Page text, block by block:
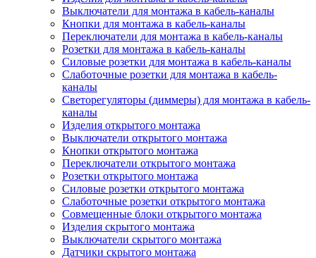
Выключатели для монтажа в кабель-каналы
Кнопки для монтажа в кабель-каналы
Переключатели для монтажа в кабель-каналы
Розетки для монтажа в кабель-каналы
Силовые розетки для монтажа в кабель-каналы
Слаботочные розетки для монтажа в кабель-
каналы
Светорегуляторы (диммеры) для монтажа в кабель-
каналы
Изделия открытого монтажа
Выключатели открытого монтажа
Кнопки открытого монтажа
Переключатели открытого монтажа
Розетки открытого монтажа
Силовые розетки открытого монтажа
Слаботочные розетки открытого монтажа
Совмещенные блоки открытого монтажа
Изделия скрытого монтажа
Выключатели скрытого монтажа
Датчики скрытого монтажа